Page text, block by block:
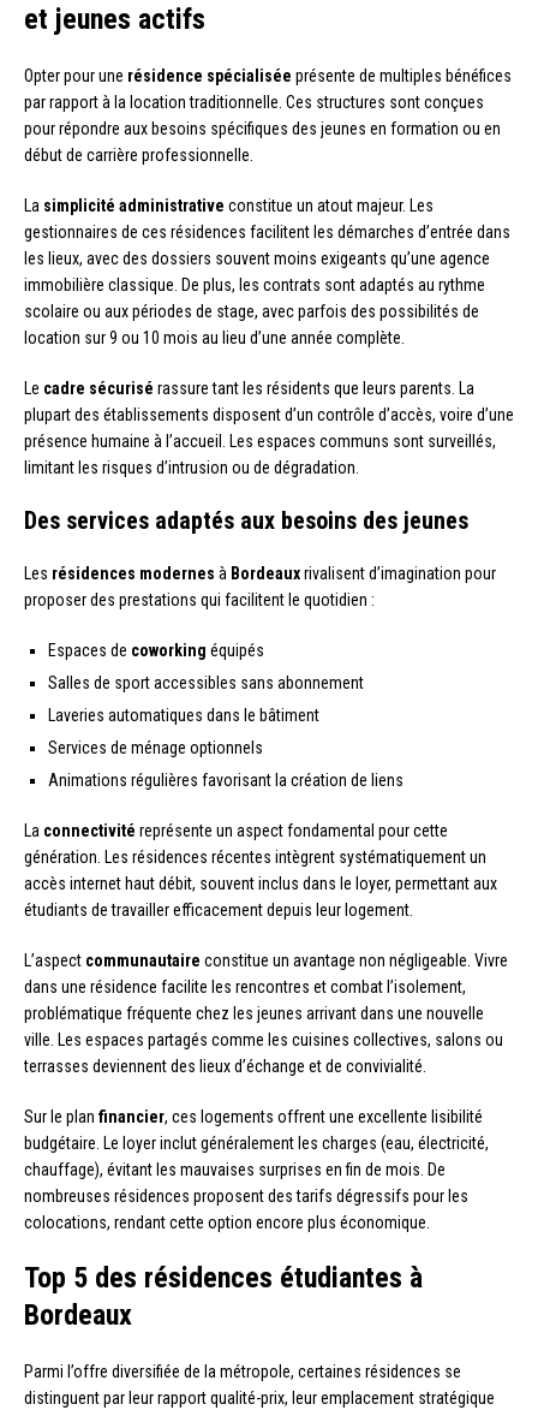
et jeunes actifs
Opter pour une résidence spécialisée présente de multiples bénéfices
par rapport à la location traditionnelle. Ces structures sont conçues
pour répondre aux besoins spécifiques des jeunes en formation ou en
début de carrière professionnelle.
La simplicité administrative constitue un atout majeur. Les
gestionnaires de ces résidences facilitent les démarches d’entrée dans
les lieux, avec des dossiers souvent moins exigeants qu’une agence
immobilière classique. De plus, les contrats sont adaptés au rythme
scolaire ou aux périodes de stage, avec parfois des possibilités de
location sur 9 ou 10 mois au lieu d’une année complète.
Le cadre sécurisé rassure tant les résidents que leurs parents. La
plupart des établissements disposent d’un contrôle d’accès, voire d’une
présence humaine à l’accueil. Les espaces communs sont surveillés,
limitant les risques d’intrusion ou de dégradation.
Des services adaptés aux besoins des jeunes
Les résidences modernes à Bordeauxrivalisent d’imagination pour
proposer des prestations qui facilitent le quotidien :
Espaces de coworking équipés
Salles de sport accessibles sans abonnement
Laveries automatiques dans le bâtiment
Services de ménage optionnels
Animations régulières favorisant la création de liens
La connectivité représente un aspect fondamental pour cette
génération. Les résidences récentes intègrent systématiquement un
accès internet haut débit, souvent inclus dans le loyer, permettant aux
étudiants de travailler efficacement depuis leur logement.
L’aspect communautaire constitue un avantage non négligeable. Vivre
dans une résidence facilite les rencontres et combat l’isolement,
problématique fréquente chez les jeunes arrivant dans une nouvelle
ville. Les espaces partagés comme les cuisines collectives, salons ou
terrasses deviennent des lieux d’échange et de convivialité.
Sur le plan financier, ces logements offrent une excellente lisibilité
budgétaire. Le loyer inclut généralement les charges (eau, électricité,
chauffage), évitant les mauvaises surprises en fin de mois. De
nombreuses résidences proposent des tarifs dégressifs pour les
colocations, rendant cette option encore plus économique.
Top 5 des résidences étudiantes à
Bordeaux
Parmi l’offre diversifiée de la métropole, certaines résidences se
distinguent par leur rapport qualité-prix, leur emplacement stratégique